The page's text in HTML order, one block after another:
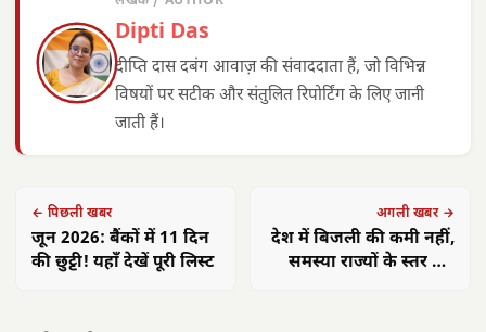
Dipti Das
दीप्ति दास दबंग आवाज़ की संवाददाता हैं, जो विभिन्न
विषयों पर सटीक और संतुलित रिपोर्टिंग के लिए जानी
जाती हैं।
← पिछली खबर
जून 2026: बैंकों में 11 दिन
की छुट्टी! यहाँ देखें पूरी लिस्ट
अगली खबर →
देश में बिजली की कमी नहीं,
समस्या राज्यों के स्तर पर: